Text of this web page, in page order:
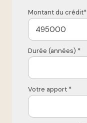
Montant du crédit*
Durée (années) *
Votre apport *